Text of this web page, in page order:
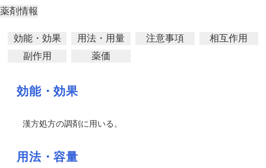
薬剤情報
効能・効果 用法・用量 注意事項
相互作用
副作用
薬価
効能・効果
漢方処方の調剤に用いる。
用法・容量